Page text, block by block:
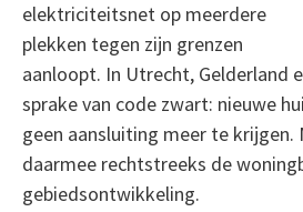
elektriciteitsnet op meerdere
plekken tegen zijn grenzen
aanloopt. In Utrecht, Gelderland
sprake van code zwart: nieuwe
geen aansluiting meer te
daarmee rechtstreeks de
gebiedsontwikkeling.